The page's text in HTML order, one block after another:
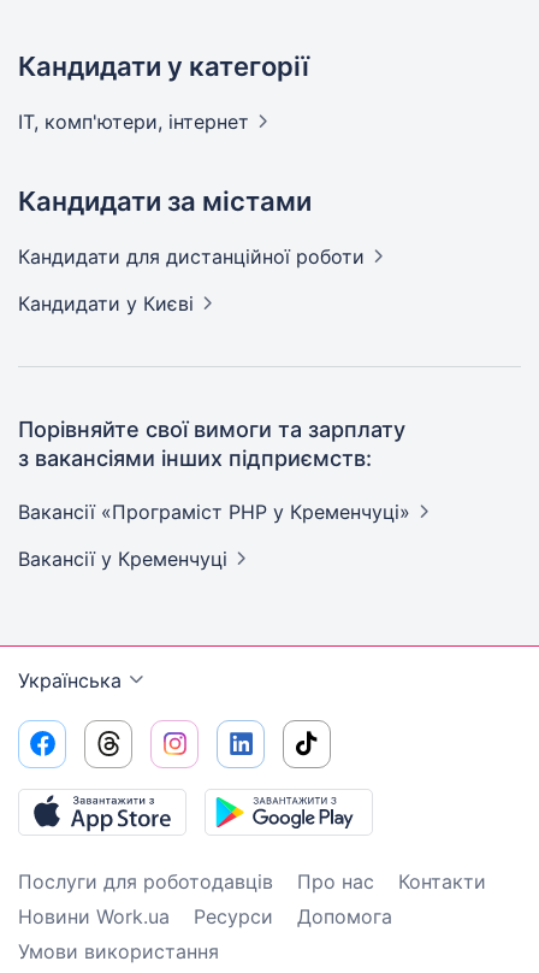
Кандидати у категорії
IT, комп'ютери, інтернет
Кандидати за містами
Кандидати для дистанційної роботи
Кандидати у Києві
Порівняйте свої вимоги та зарплату
з вакансіями інших підприємств:
Вакансії «Програміст PHP у Кременчуці»
Вакансії у Кременчуці
Українська
Послуги для роботодавців Про нас
Контакти
Новини Work.ua
Ресурси
Допомога
Умови використання